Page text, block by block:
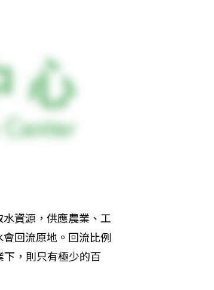
資源，供應農業、工
回流原地。回流比例
，則只有極少的百